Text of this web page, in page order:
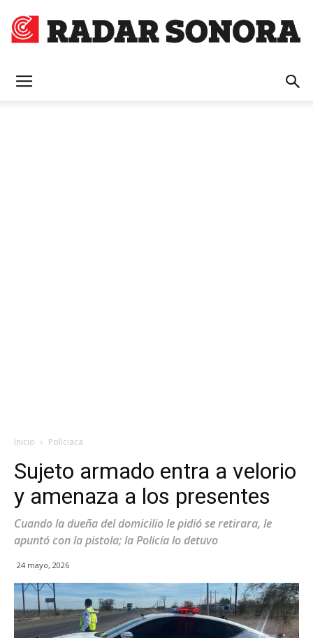
Inicio Policiaca
Sujeto armado entra a velorio
y amenaza a los presentes
Cuando la dueña del domicilio le pidió se retirara, le
apuntó con la pistola; la Policía lo detuvo
24 mayo, 2026